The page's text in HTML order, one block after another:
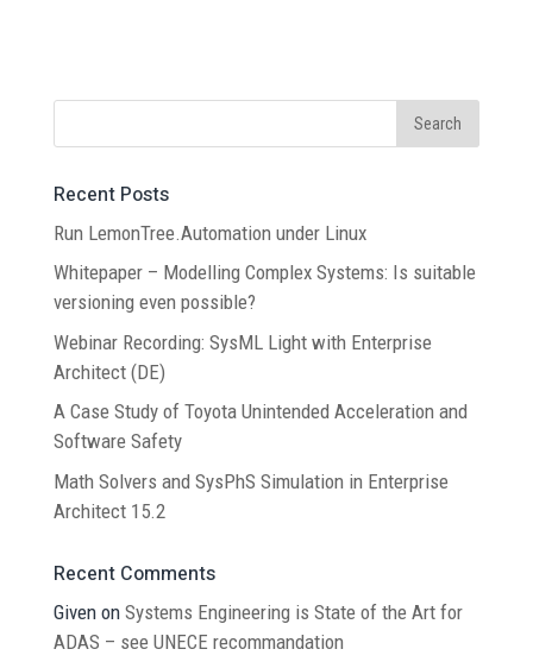
Recent Posts
Run LemonTree.Automation under Linux
Whitepaper – Modelling Complex Systems: Is suitable
versioning even possible?
Webinar Recording: SysML Light with Enterprise
Architect (DE)
A Case Study of Toyota Unintended Acceleration and
Software Safety
Math Solvers and SysPhS Simulation in Enterprise
Architect 15.2
Recent Comments
Givenon Systems Engineering is State of the Art for
ADAS – see UNECE recommandation